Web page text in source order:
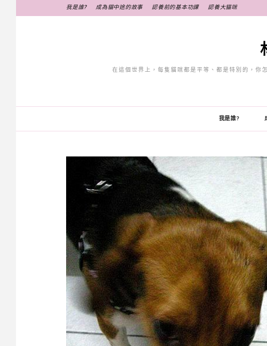
至
我是誰? 成為貓中途的故事 認養前的基本功課 認養大貓咪
在這個世界上，每隻貓咪都是平等、都是特別的，你
我是誰?